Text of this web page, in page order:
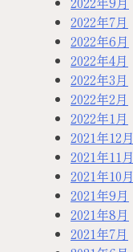
2022年7月
2022年6月
2022年4月
2022年3月
2022年2月
2022年1月
2021年12月
2021年11月
2021年10月
2021年9月
2021年8月
2021年7月